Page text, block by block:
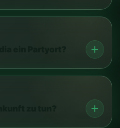
ein Partyort?
zu tun?